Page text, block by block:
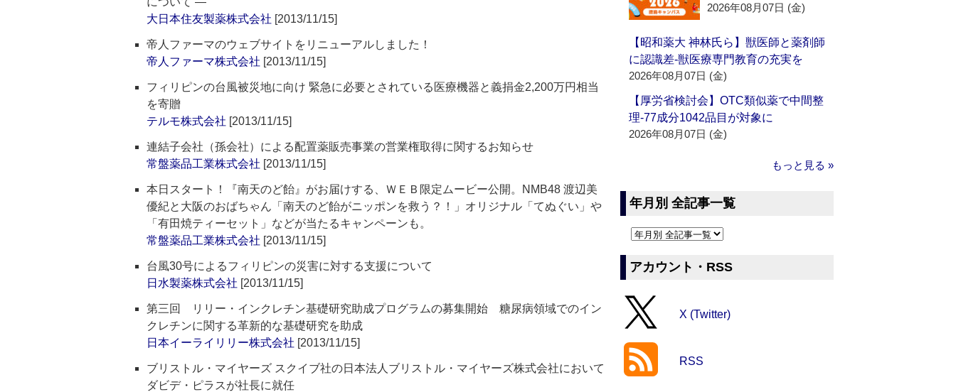
大日本住友製薬株式会社 [2013/11/15]
帝人ファーマのウェブサイトをリニューアルしました！
帝人ファーマ株式会社 [2013/11/15]
フィリピンの台風被災地に向け 緊急に必要とされている医療機器と義捐金2,200万円相当
を寄贈
テルモ株式会社 [2013/11/15]
連結子会社（孫会社）による配置薬販売事業の営業権取得に関するお知らせ
常盤薬品工業株式会社 [2013/11/15]
本日スタート！『南天のど飴』がお届けする、ＷＥＢ限定ムービー公開。NMB48 渡辺美
優紀と大阪のおばちゃん「南天のど飴がニッポンを救う？！」オリジナル「てぬぐい」や
「有田焼ティーセット」などが当たるキャンペーンも。
常盤薬品工業株式会社 [2013/11/15]
台風30号によるフィリピンの災害に対する支援について
日水製薬株式会社 [2013/11/15]
第三回 リリー・インクレチン基礎研究助成プログラムの募集開始 糖尿病領域でのイン
クレチンに関する革新的な基礎研究を助成
日本イーライリリー株式会社 [2013/11/15]
ブリストル・マイヤーズ スクイブ社の日本法人ブリストル・マイヤーズ株式会社において
ダビデ・ピラスが社長に就任
2026年08月07日 (金)
【昭和薬大 神林氏ら】獣医師と薬剤師
に認識差‐獣医療専門教育の充実を
2026年08月07日 (金)
【厚労省検討会】OTC類似薬で中間整
理‐77成分1042品目が対象に
2026年08月07日 (金)
もっと見る »
年月別 全記事一覧
アカウント・RSS
X (Twitter)
RSS